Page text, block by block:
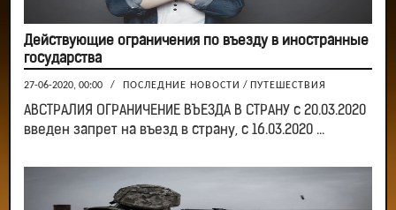
Действующие ограничения по въезду в иностранные
государства
27-06-2020, 00:00 / ПОСЛЕДНИЕ НОВОСТИ / ПУТЕШЕСТВИЯ
АВСТРАЛИЯ ОГРАНИЧЕНИЕ ВЪЕЗДА В СТРАНУ с 20.03.2020
введен запрет на въезд в страну, с 16.03.2020 ...